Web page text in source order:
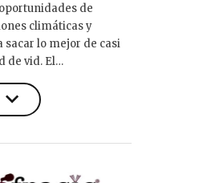
de
climáticas y
sacar lo mejor de casi
de vid. El…